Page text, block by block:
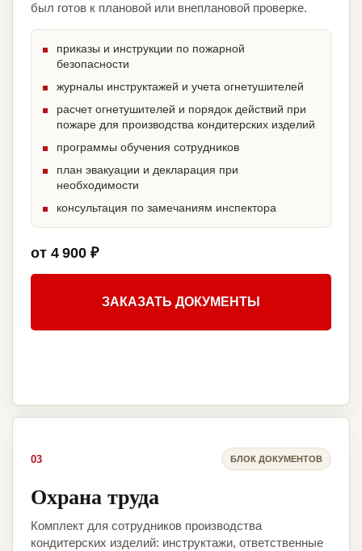
был готов к плановой или внеплановой проверке.
приказы и инструкции по пожарной
безопасности
журналы инструктажей и учета огнетушителей
расчет огнетушителей и порядок действий при
пожаре для производства кондитерских изделий
программы обучения сотрудников
план эвакуации и декларация при
необходимости
консультация по замечаниям инспектора
от 4 900 ₽
ЗАКАЗАТЬ ДОКУМЕНТЫ
03 БЛОК ДОКУМЕНТОВ
Охрана труда
Комплект для сотрудников производства
кондитерских изделий: инструктажи, ответственные